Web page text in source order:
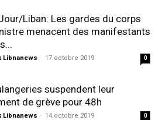
Liban: Les gardes du corps
menacent des manifestants
Libnanews - 17 octobre 2019 0
suspendent leur
de grève pour 48h
Libnanews - 14 octobre 2019 0